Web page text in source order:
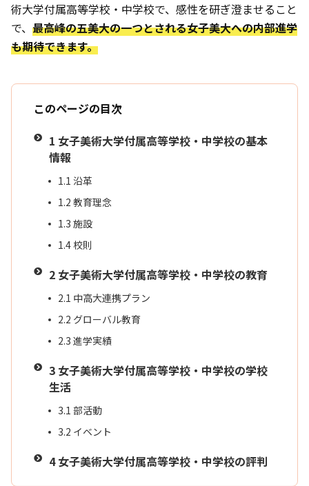
術大学付属高等学校・中学校で、感性を研ぎ澄ませること
で、 最高峰の五美大の一つとされる女子美大への内部進学
も期待できます。
このページの目次
1 女子美術大学付属高等学校・中学校の基本
情報
1.1 沿革
1.2 教育理念
1.3 施設
1.4校則
2 女子美術大学付属高等学校・中学校の教育
2.1 中高大連携プラン
2.2 グローバル教育
2.3 進学実績
3 女子美術大学付属高等学校・中学校の学校
生活
3.1 部活動
3.2 イベント
4女子美術大学付属高等学校・中学校の評判